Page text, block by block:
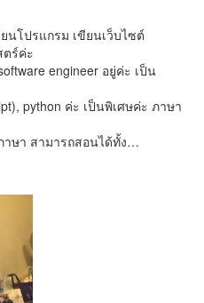
นโปรแกรม เขียนเว็บไซต์
ร์ค่ะ
engineer อยู่ค่ะ เป็น
python ค่ะ เป็นพิเศษค่ะ ภาษา
ษา สามารถสอนได้ทั้ง…